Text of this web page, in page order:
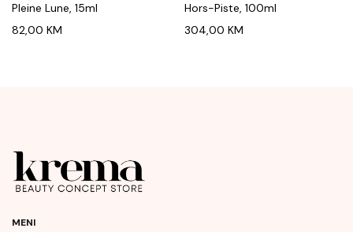
Pleine Lune, 15ml
82,00 KM
Hors-Piste, 100ml
304,00 KM
MENI